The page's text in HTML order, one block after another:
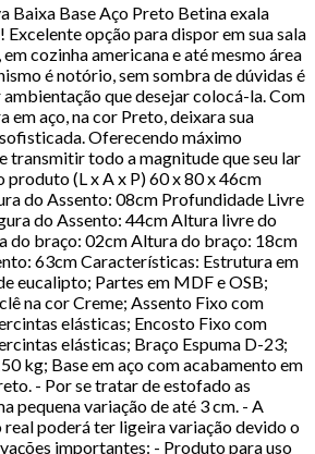
Baixa Base Aço Preto Betina exala
opção para dispor em sua sala
cozinha americana e até mesmo área
é notório, sem sombra de dúvidas é
que desejar colocá-la. Com
em aço, na cor Preto, deixara sua
Oferecendo máximo
transmitir todo a magnitude que seu lar
produto (L x A x P) 60 x 80 x 46cm
do Assento: 08cm Profundidade Livre
do Assento: 44cm Altura livre do
do braço: 02cm Altura do braço: 18cm
63cm Características: Estrutura em
eucalipto; Partes em MDF e OSB;
na cor Creme; Assento Fixo com
elásticas; Encosto Fixo com
elásticas; Braço Espuma D-23;
kg; Base em aço com acabamento em
- Por se tratar de estofado as
pequena variação de até 3 cm. - A
poderá ter ligeira variação devido o
importantes: - Produto para uso